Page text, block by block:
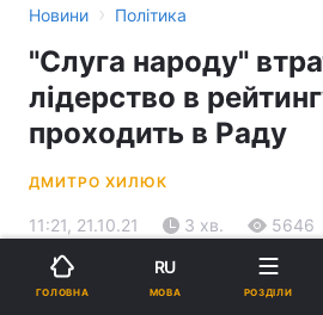
Новини › Політика
"Слуга народу"
лідерство в
проходить в Раду
ДМИТРО ХИЛЮК
11:21, 21.10.21 3 хв. 5646
Підпишіться на
ГОЛОВНА
RU
МОВА РОЗДІЛИ